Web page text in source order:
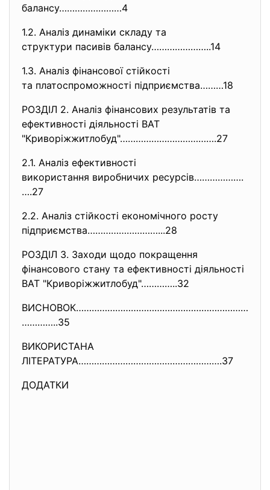
балансу……………………4
1.2. Аналіз динаміки складу та
структури пасивів балансу…………………..14
1.3. Аналіз фінансової стійкості
та платоспроможності підприємства………18
РОЗДІЛ 2. Аналіз фінансових результатів та
ефективності діяльності ВАТ
"Криворiжжитлобуд"……………………………….27
2.1. Аналіз ефективності
використання виробничих ресурсів……………….
….27
2.2. Аналіз стійкості економічного росту
підприємства………………………...28
РОЗДІЛ 3. Заходи щодо покращення
фінансового стану та ефективності діяльності
ВАТ "Криворiжжитлобуд"…………..32
ВИСНОВОК…………………………………………………………
…………..35
ВИКОРИСТАНА
ЛІТЕРАТУРА……………………………………………….37
ДОДАТКИ